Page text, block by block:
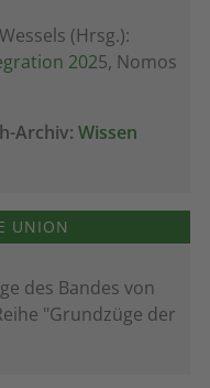
(Hrsg.):
2025, Nomos
Archiv: Wissen
UNION
des Bandes von
"Grundzüge der